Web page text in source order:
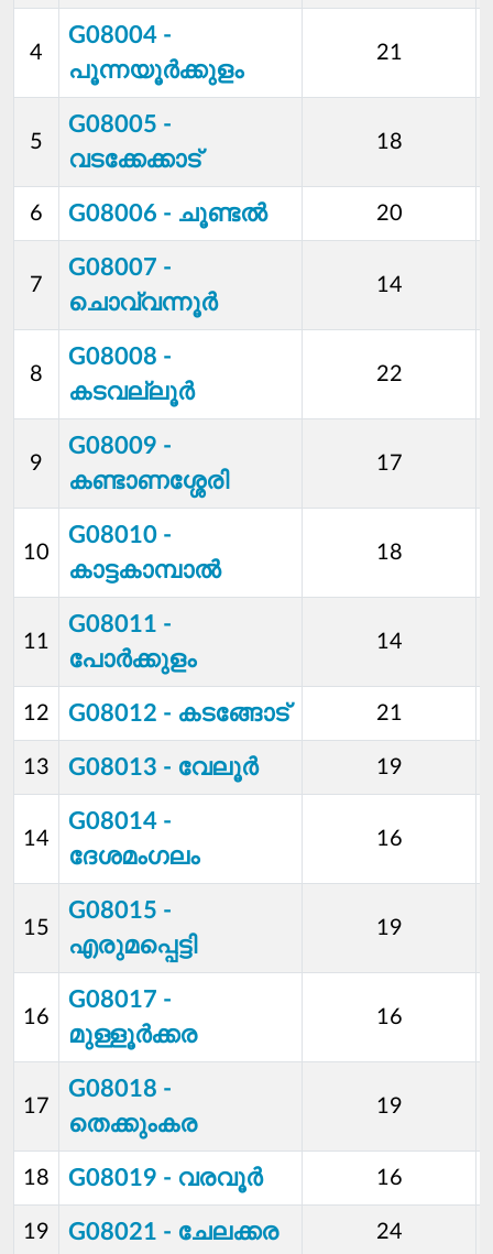
4
G08004 -
പൂന്നയൂര്‍ക്കുളം
21
5
G08005 -
വടക്കേക്കാട്
18
6 G08006 - ചൂണ്ടല്‍ 20
7
G08007 -
ചൊവ്വന്നൂര്‍
14
8
G08008 -
കടവല്ലൂര്‍
22
9
G08009 -
കണ്ടാണശ്ശേരി
17
10
G08010 -
കാട്ടകാമ്പാല്‍
18
11
G08011 -
പോര്‍ക്കുളം
14
12 G08012 - കടങ്ങോട് 21
13 G08013 - വേലൂര്‍ 19
14
G08014 -
ദേശമംഗലം
16
15
G08015 -
എരുമപ്പെട്ടി
19
16
G08017 -
മുള്ളൂര്‍ക്കര
16
17
G08018 -
തെക്കുംകര
19
18 G08019 - വരവൂര്‍ 16
19 G08021 - ചേലക്കര 24